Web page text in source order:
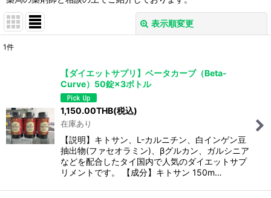
表示順変更
1件
【ダイエットサプリ】ベータカーブ（Beta-
Curve）50錠×3ボトル
1,150.00THB(税込)
在庫あり
【説明】キトサン、L-カルニチン、白インゲン豆
抽出物(ファセオラミン)、βグルカン、ガルシニア
などを配合したタイ国内で人気のダイエットサプ
リメントです。 【成分】キトサン 150m…